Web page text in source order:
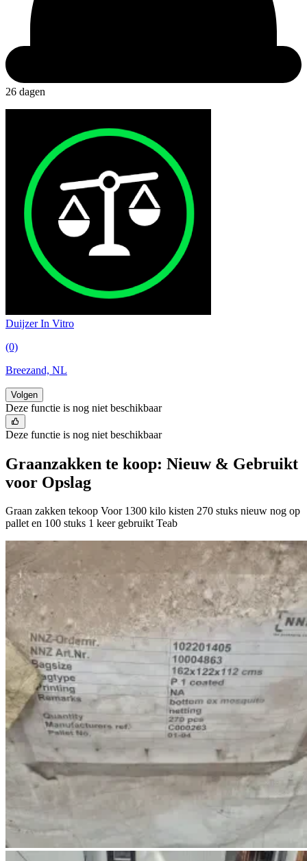
26 dagen
Duijzer In Vitro
(0)
Breezand, NL
Volgen
Deze functie is nog niet beschikbaar
Deze functie is nog niet beschikbaar
Graanzakken te koop: Nieuw & Gebruikt
voor Opslag
Graan zakken tekoop Voor 1300 kilo kisten 270 stuks nieuw nog op
pallet en 100 stuks 1 keer gebruikt Teab